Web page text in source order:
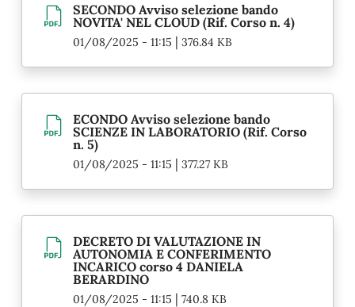
SECONDO Avviso selezione bando
NOVITA' NEL CLOUD (Rif. Corso n. 4)
01/08/2025 - 11:15 | 376.84 KB
ECONDO Avviso selezione bando
SCIENZE IN LABORATORIO (Rif. Corso
n. 5)
01/08/2025 - 11:15 | 377.27 KB
DECRETO DI VALUTAZIONE IN
AUTONOMIA E CONFERIMENTO
INCARICO corso 4 DANIELA
BERARDINO
01/08/2025 - 11:15 | 740.8 KB